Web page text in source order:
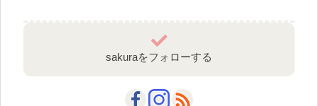
sakuraをフォローする